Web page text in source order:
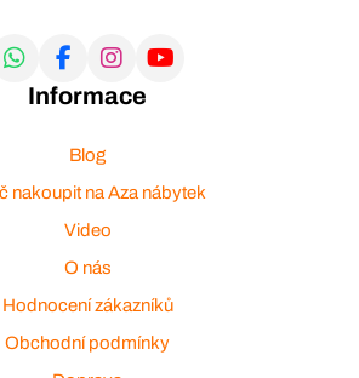
Informace
Blog
nakoupit na Aza nábytek
Video
O nás
Hodnocení zákazníků
Obchodní podmínky